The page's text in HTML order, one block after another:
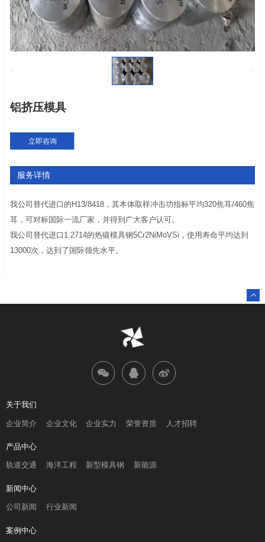
铝挤压模具
立即咨询
服务详情
我公司替代进口的H13/8418，其本体取样冲击功指标平均320焦耳/460焦
耳，可对标国际一流厂家，并得到广大客户认可。
我公司替代进口1.2714的热锻模具钢5Cr2NiMoVSi，使用寿命平均达到
13000次，达到了国际领先水平。
关于我们
企业简介 企业文化 企业实力 荣誉资质 人才招聘
产品中心
轨道交通 海洋工程 新型模具钢 新能源
新闻中心
公司新闻 行业新闻
案例中心